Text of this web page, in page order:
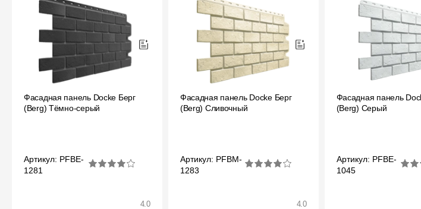
Однослойная черепица
Ламинированная черепица
Кровельная вентиляция
Пластиковые водосточные
системы
Фото
Вопрос-
Статьи
Фасадная панель Docke Берг
(Berg) Тёмно-серый
Артикул: PFBE-
1281
4.0
Фасадная панель Docke Берг
(Berg) Сливочный
Артикул: PFBM-
1283
4.0
Фасадная панель
(Berg) Серый
Артикул: PFBE-
1045